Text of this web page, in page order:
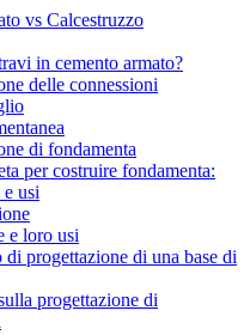
vs Calcestruzzo
in ​​cemento armato?
delle connessioni
di fondamenta
per costruire fondamenta:
usi
e loro usi
di progettazione di una base di
progettazione di